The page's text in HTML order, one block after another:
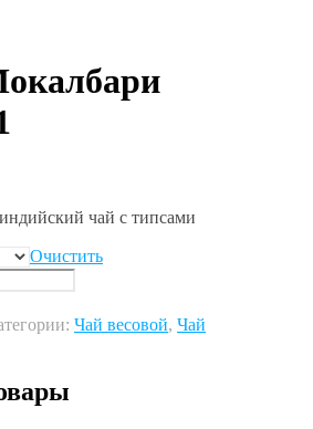
чай с типсами
Очистить
Чай весовой, Чай